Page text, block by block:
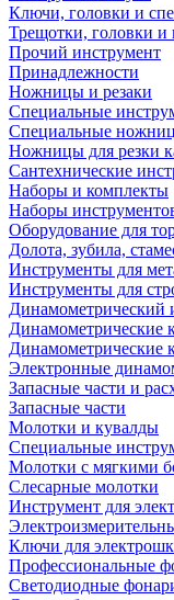
Ключи, головки и
Трещотки, головки и
Прочий инструмент
Принадлежности
Ножницы и резаки
Специальные
Специальные
Ножницы для резки
Сантехнические
Наборы и комплекты
Наборы
Оборудование для
Долота, зубила,
Инструменты для
Инструменты для
Динамометрический
Динамометрические
Динамометрические
Электронные
Запасные части и
Запасные части
Молотки и кувалды
Специальные
Молотки с мягкими
Слесарные молотки
Инструмент для
Ключи для
Профессиональные
Светодиодные